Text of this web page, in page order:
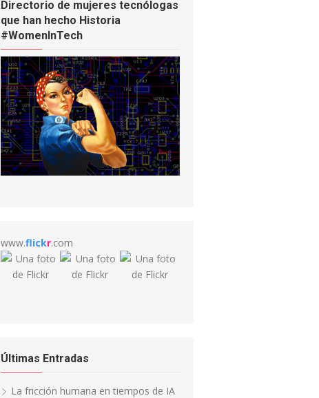
Directorio de mujeres tecnólogas
que han hecho Historia
#WomenInTech
www.flickr.com
Últimas Entradas
La fricción humana en tiempos de IA